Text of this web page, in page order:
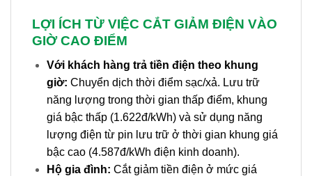
LỢI ÍCH TỪ VIỆC CẮT GIẢM ĐIỆN VÀO
GIỜ CAO ĐIỂM
Với khách hàng trả tiền điện theo khung
giờ: Chuyển dịch thời điểm sạc/xả. Lưu trữ
năng lượng trong thời gian thấp điểm, khung
giá bậc thấp (1.622đ/kWh) và sử dụng năng
lượng điện từ pin lưu trữ ở thời gian khung giá
bậc cao (4.587đ/kWh điện kinh doanh).
Hộ gia đình: Cắt giảm tiền điện ở mức giá